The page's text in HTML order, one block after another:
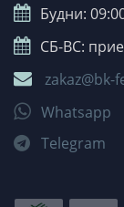
Будни:
СБ-ВС:
zakaz@bk-
Whatsapp
Telegram